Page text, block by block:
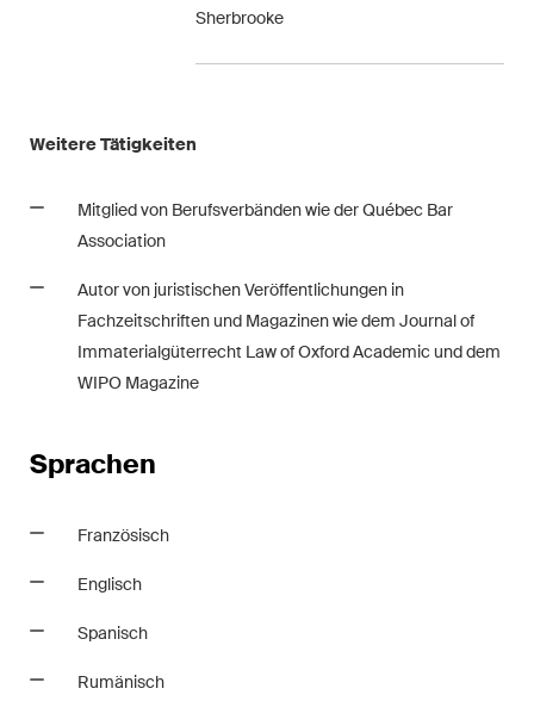
Sherbrooke
Weitere Tätigkeiten
Mitglied von Berufsverbänden wie der Québec Bar
Association
Autor von juristischen Veröffentlichungen in
Fachzeitschriften und Magazinen wie dem Journal of
Immaterialgüterrecht Law of Oxford Academic und dem
WIPO Magazine
Sprachen
Französisch
Englisch
Spanisch
Rumänisch
gesellschaftliche Trends in der
Ich habe die Datenschutzerklärung
Datenschutzerklärung
und Nutzungsbedingungen
Abonnieren